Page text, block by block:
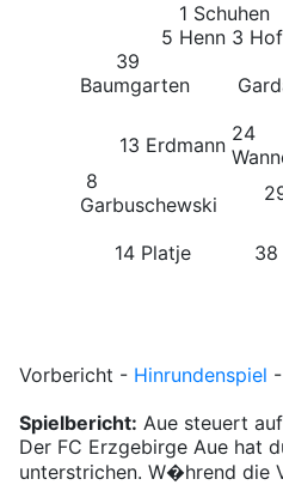
1 Schuhen
5 Henn 3
39
Baumgarten
13 Erdmann 24
8
Garbuschewski
14 Platje 38
Vorbericht - Hinrundenspiel -
Spielbericht: Aue steuert
Der FC Erzgebirge Aue hat
unterstrichen. W�hrend die